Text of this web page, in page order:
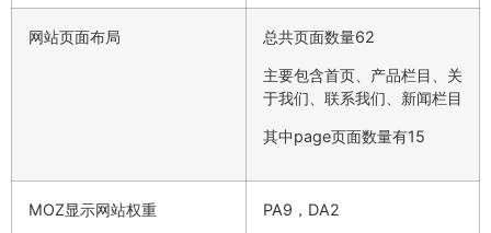
网站页面布局 总共页面数量62
主要包含首页、产品栏目、关
于我们、联系我们、新闻栏目
其中page页面数量有15
MOZ显示网站权重 PA9，DA2